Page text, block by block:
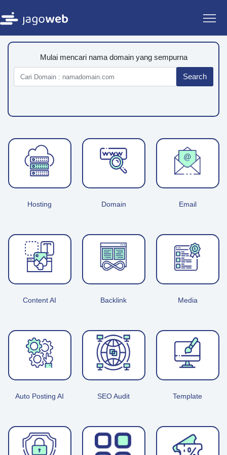
Mulai mencari nama domain yang sempurna
Search
Hosting Domain Email
Content AI Backlink Media
Auto Posting AI SEO Audit Template